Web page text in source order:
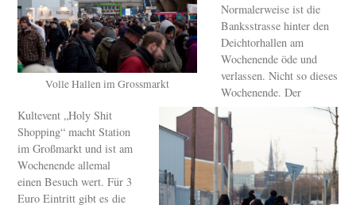
Volle Hallen im Grossmarkt
Normalerweise ist die
Banksstrasse hinter den
Deichtorhallen am
Wochenende öde und
verlassen. Nicht so dieses
Wochenende. Der
Kultevent „Holy Shit
Shopping“ macht Station
im Großmarkt und ist am
Wochenende allemal
einen Besuch wert. Für 3
Euro Eintritt gibt es die